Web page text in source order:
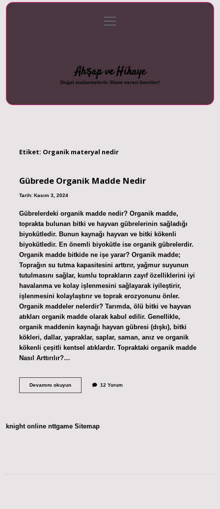
Gizlilik Politikası
menüyü
aç
Ahşap ve Hikaye
Doğal malzemelerle ilham veren öneriler!
Etiket: Organik materyal nedir
Gübrede Organik Madde Nedir
Tarih: Kasım 3, 2024
Gübrelerdeki organik madde nedir? Organik madde,
toprakta bulunan bitki ve hayvan gübrelerinin sağladığı
biyokütledir. Bunun kaynağı hayvan ve bitki kökenli
biyokütledir. En önemli biyokütle ise organik gübrelerdir.
Organik madde bitkide ne işe yarar? Organik madde;
Toprağın su tutma kapasitesini arttırır, yağmur suyunun
tutulmasını sağlar, kumlu toprakların zayıf özelliklerini iyi
havalanma ve kolay işlenmesini sağlayarak iyileştirir,
işlenmesini kolaylaştırır ve toprak erozyonunu önler.
Organik maddeler nelerdir? Tarımda, ölü bitki ve hayvan
atıkları organik madde olarak kabul edilir. Genellikle,
organik maddenin kaynağı hayvan gübresi (dışkı), bitki
kökleri, dallar, yapraklar, saplar, saman, anız ve organik
kökenli çeşitli kentsel atıklardır. Topraktaki organik madde
Nasıl Arttırılır?…
Devamını okuyunGübrede
12 Yorum
knight online nttgame Sitemap